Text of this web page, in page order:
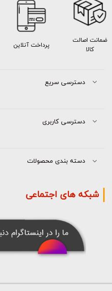
ضمانت اصالت
کالا
پرداخت آنلاین
دسترسی سریع
دسترسی کاربری
دسته بندی محصولات
شبکه های اجتماعی